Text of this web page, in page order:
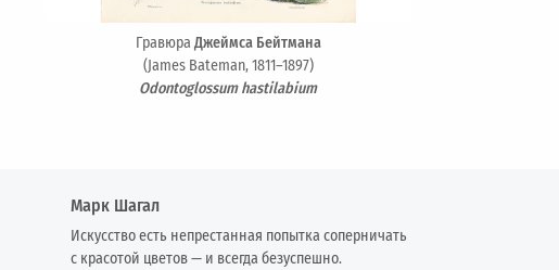
ГравюраДжеймса Бейтмана
(James Bateman, 1811–1897)
Odontoglossum hastilabium
Марк Шагал
Искусство есть непрестанная попытка соперничать
с красотой цветов — и всегда безуспешно.